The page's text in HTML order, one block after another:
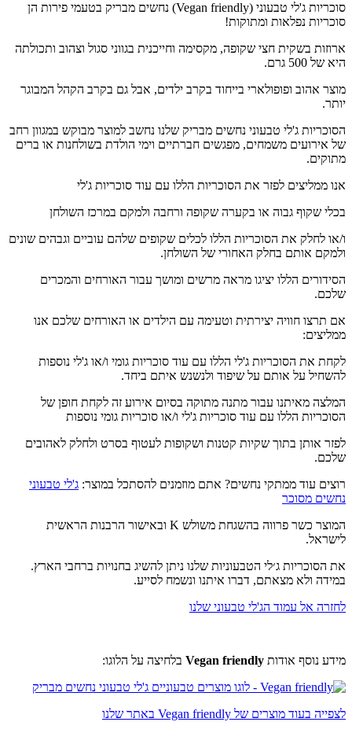
סוכריות ג'לי טבעוני (Vegan friendly) נחשים מבריק בטעמי פירות הן
סוכריות נפלאות ומתוקות!
ארוזות בשקית חצי שקופה, מקסימה וחייכנית בגווני סגול וצהוב ותכולתה
היא של 500 גרם.
מוצר אהוב ופופולארי בייחוד בקרב ילדים, אבל גם בקרב הקהל המבוגר
יותר.
הסוכריות ג'לי טבעוני נחשים מבריק שלנו נחשב למוצר מבוקש במגוון רחב
של אירועים משמחים, מפגשים חברתיים וימי הולדת בשולחנות או ברים
מתוקים.
אנו ממליצים לפזר את הסוכריות הללו עם עוד סוכריות ג'לי
בכלי שקוף גבוה או בקערה שקופה ורחבה ולמקם במרכז השולחן
ו/או לחלק את הסוכריות הללו לכלים שקופים שלהם עוביים וגבהים שונים
ולמקם אותם בחלק האחורי של השולחן.
הסידורים הללו יציגו מראה מרשים ומושך עבור האורחים והמכרים
שלכם.
אם תרצו חוויה יצירתית וטעימה עם הילדים או האורחים שלכם אנו
ממליצים:
לקחת את הסוכריות ג'לי הללו עם עוד סוכריות גומי ו/או ג'לי נוספות
להשחיל על אותם על שיפוד ולנשנש איתם ביחד.
המלצה מאיתנו עבור מתנה מתוקה בסיום אירוע זה לקחת חופן של
הסוכריות הללו עם עוד סוכריות ג'לי ו/או סוכריות גומי נוספות
לפזר אותן בתוך שקיות קטנות ושקופות לעטוף בסרט ולחלק לאהובים
שלכם.
רוצים עוד ממתקי נחשים? אתם מוזמנים להסתכל במוצר: ג'לי טבעוני
נחשים מסוכר
המוצר כשר פרווה בהשגחת משולש K ובאישור הרבנות הראשית
לישראל.
את הסוכריות ג׳לי הטבעוניות שלנו ניתן להשיג בחנויות ברחבי הארץ.
במידה ולא מצאתם, דברו איתנו ונשמח לסייע.
לחזרה אל עמוד הג'לי טבעוני שלנו
מידע נוסף אודות Vegan friendly בלחיצה על הלוגו:
לצפייה בעוד מוצרים של Vegan friendly באתר שלנו